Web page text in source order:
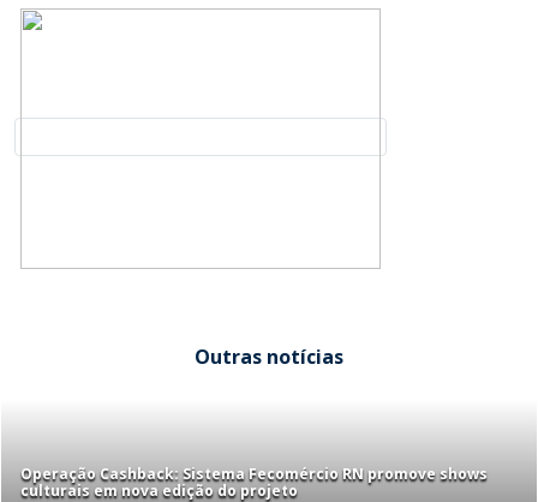
Outras notícias
Operação Cashback: Sistema Fecomércio RN promove shows
culturais em nova edição do projeto